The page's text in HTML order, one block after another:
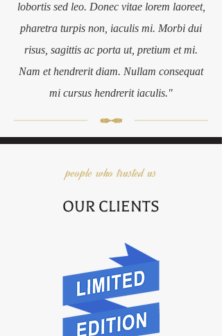
lobortis sed leo. Donec vitae lorem laoreet,
pharetra turpis non, iaculis mi. Morbi dui
risus, sagittis ac porta ut, pretium et mi.
Nam et hendrerit diam. Nullam consequat
mi cursus hendrerit iaculis."
people who trusted us
OUR CLIENTS